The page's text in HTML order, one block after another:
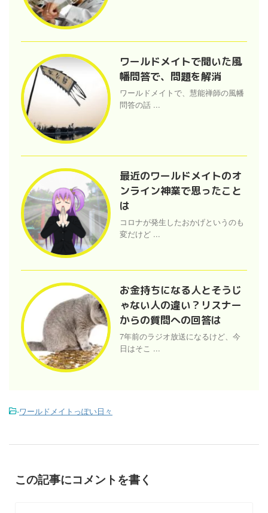
ワールドメイトで聞いた風
幡問答で、問題を解消
ワールドメイトで、慧能禅師の風幡
問答の話 ...
最近のワールドメイトのオ
ンライン神業で思ったこと
は
コロナが発生したおかげというのも
変だけど ...
お金持ちになる人とそうじ
ゃない人の違い？リスナー
からの質問への回答は
7年前のラジオ放送になるけど、今
日はそこ ...
-ワールドメイトっぽい日々
この記事にコメントを書く